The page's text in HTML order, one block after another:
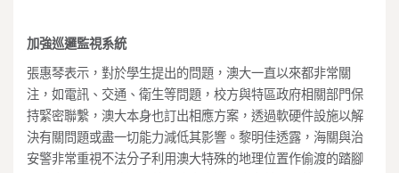
加強巡邏監視系統
張惠琴表示，對於學生提出的問題，澳大一直以來都非常關
注，如電訊、交通、衛生等問題，校方與特區政府相關部門保
持緊密聯繫，澳大本身也訂出相應方案，透過軟硬件設施以解
決有關問題或盡一切能力減低其影響。黎明佳透露，海關與治
安警非常重視不法分子利用澳大特殊的地理位置作偷渡的踏腳